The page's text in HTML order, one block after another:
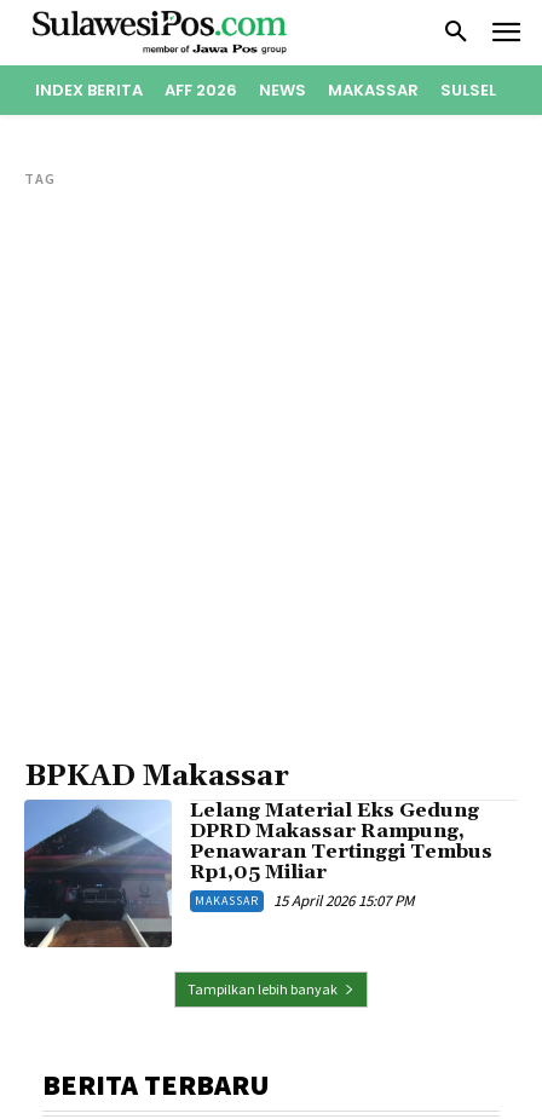
INDEX BERITA AFF 2026 NEWS MAKASSAR SULSEL
TAG
BPKAD Makassar
Lelang Material Eks Gedung
DPRD Makassar Rampung,
Penawaran Tertinggi Tembus
Rp1,05 Miliar
MAKASSAR 15 April 2026 15:07 PM
Tampilkan lebih banyak
BERITA TERBARU